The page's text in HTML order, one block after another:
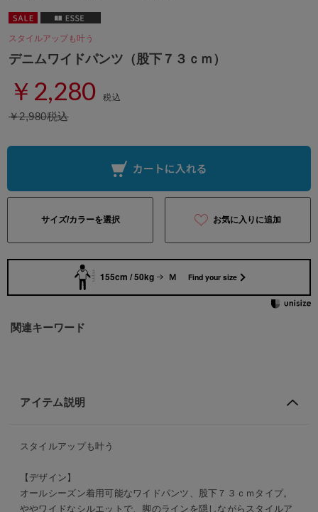
スタイルアップも叶う
デニムワイドパンツ（股下７３ｃｍ）
￥2,280 税込
￥2,980税込
サイズ/カラーを選択 お気に入りに追加
155cm / 50kg Ｍ Find your size
関連キーワード
アイテム説明
スタイルアップも叶う
【デザイン】
オールシーズン着用可能なワイドパンツ、股下７３ｃｍタイプ。
ワイドなシルエットで、脚のラインを隠しながらスタイルア